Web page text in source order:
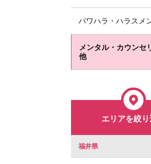
パワハラ・ハラスメ
メンタル・カウンセ
他
エリアを絞
福井県